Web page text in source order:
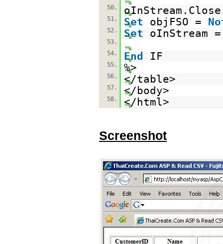
50.
51. Set objFSO =
52. Set oInStream
53.
54.
End IF
55. %>
56. </table>
57. </body>
58. </html>
Screenshot